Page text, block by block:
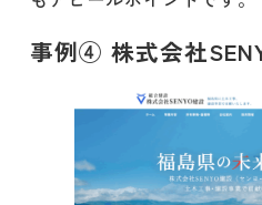
事例④ 株式会社